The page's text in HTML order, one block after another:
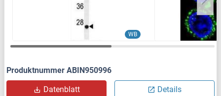
WB
Produktnummer ABIN950996
Datenblatt Details